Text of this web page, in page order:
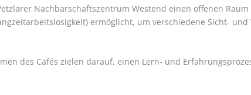
Nachbarschaftszentrum Westend einen offenen
ermöglicht, um verschiedene Sicht-
des Cafés zielen darauf, einen Lern- und